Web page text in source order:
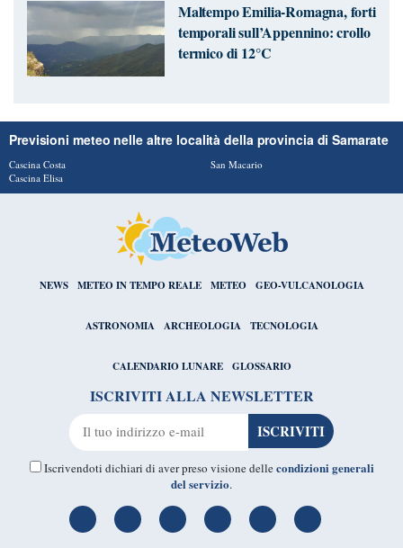
Maltempo Emilia-Romagna, forti
temporali sull’Appennino: crollo
termico di 12°C
Previsioni meteo nelle altre località della provincia di Samarate
Cascina Costa
Cascina Elisa
San Macario
NEWS METEO IN TEMPO REALE METEO GEO-VULCANOLOGIA
ASTRONOMIA ARCHEOLOGIA TECNOLOGIA
CALENDARIO LUNARE GLOSSARIO
ISCRIVITI ALLA NEWSLETTER
Iscrivendoti dichiari di aver preso visione dellecondizioni generali
del servizio.